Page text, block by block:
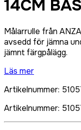
14CM
Målarrulle från
avsedd för jämna
jämnt färgpålägg.
Läs mer
Artikelnummer:
Artikelnummer: